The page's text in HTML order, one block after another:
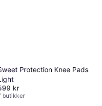
Protection Knee Pads
kr
butikker